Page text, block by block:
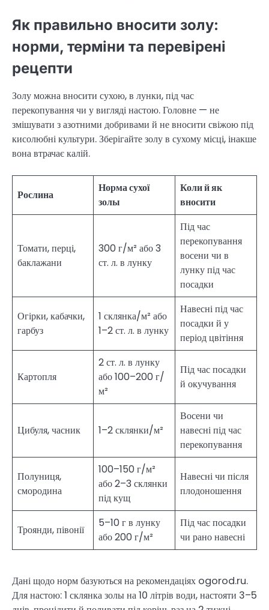
Як правильно вносити золу:
норми, терміни та перевірені
рецепти
Золу можна вносити сухою, в лунки, під час
перекопування чи у вигляді настою. Головне — не
змішувати з азотними добривами й не вносити свіжою під
кисолюбні культури. Зберігайте золу в сухому місці, інакше
вона втрачає калій.
Рослина
Норма сухої
золы
Коли й як
вносити
Томати, перці,
баклажани
300 г/м² або 3
ст. л. в лунку
Під час
перекопування
восени чи в
лунку під час
посадки
Огірки, кабачки,
гарбуз
1 склянка/м² або
1–2 ст. л. в лунку
Навесні під час
посадки й у
період цвітіння
Картопля
2 ст. л. в лунку
або 100–200 г/
м²
Під час посадки
й окучування
Цибуля, часник 1–2 склянки/м²
Восени чи
навесні під час
перекопування
Полуниця,
смородина
100–150 г/м²
або 2–3 склянки
під кущ
Навесні чи після
плодоношення
Троянди, півонії
5–10 г в лунку
або 200 г/м²
Під час посадки
чи рано навесні
Дані щодо норм базуються на рекомендаціях ogorod.ru.
Для настою: 1 склянка золы на 10 літрів води, настояти 3–5